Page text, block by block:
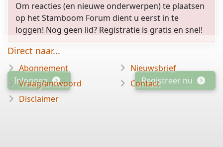
Om reacties (en nieuwe onderwerpen) te plaatsen
op het Stamboom Forum dient u eerst in te
loggen! Nog geen lid? Registratie is gratis en snel!
Inloggen Registreer nu
Direct naar...
Abonnement
Vraag/antwoord
Disclaimer
Nieuwsbrief
Contact